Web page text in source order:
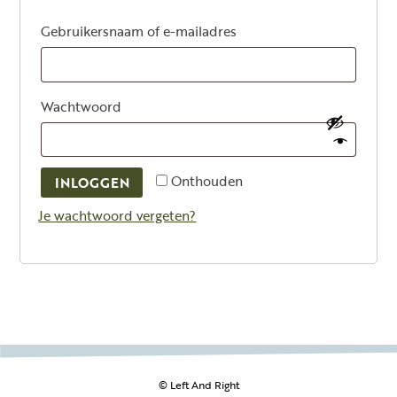
Gebruikersnaam of e-mailadres
Wachtwoord
Onthouden
INLOGGEN
Je wachtwoord vergeten?
© Left And Right